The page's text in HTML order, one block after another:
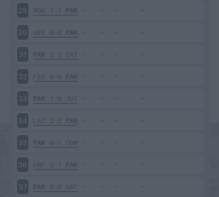
29 MON 1-1 PAR
30 VER 0-0 PAR
31 PAR 2-2 INT
32 FIO 0-0 PAR
33 PAR 1-0 JUV
34 LAZ 2-2 PAR
35 PAR 0-1 COM
36 EMP 2-1 PAR
37 PAR 0-0 NAP